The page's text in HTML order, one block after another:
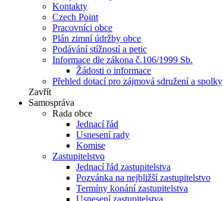
Kontakty
Czech Point
Pracovníci obce
Plán zimní údržby obce
Podávání stížností a petic
Informace dle zákona č.106/1999 Sb.
Žádosti o informace
Přehled dotací pro zájmová sdružení a spolky
Zavřít
Samospráva
Rada obce
Jednací řád
Usnesení rady
Komise
Zastupitelstvo
Jednací řád zastupitelstva
Pozvánka na nejbližší zastupitelstvo
Termíny konání zastupitelstva
Usnesení zastupitelstva